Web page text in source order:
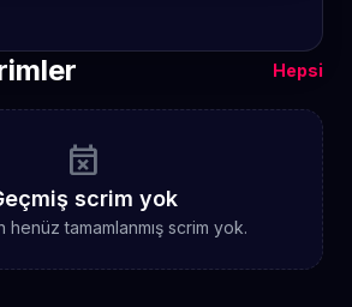
Hepsi
event_busy
scrim yok
henüz tamamlanmış scrim yok.